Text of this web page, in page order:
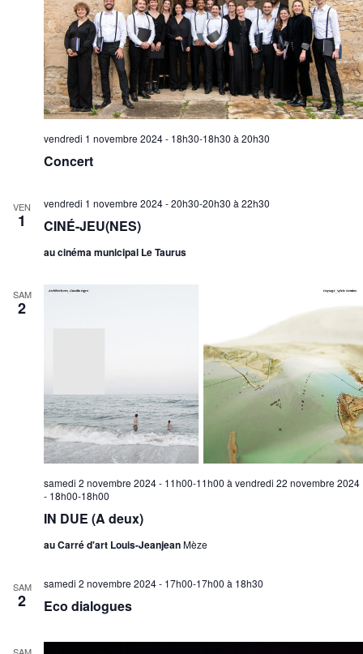
Concert
vendredi 1 novembre 2024 - 18h30-18h30 à 20h30
VEN
1 CINÉ-JEU(NES)
vendredi 1 novembre 2024 - 20h30-20h30 à 22h30
au cinéma municipal Le Taurus
SAM
2
IN DUE (A deux)
samedi 2 novembre 2024 - 11h00-11h00 à vendredi 22 novembre 2024
- 18h00-18h00
au Carré d'art Louis-JeanjeanMèze
SAM
2 Eco dialogues
samedi 2 novembre 2024 - 17h00-17h00 à 18h30
SAM